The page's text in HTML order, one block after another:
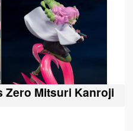
Zero Mitsuri Kanroji